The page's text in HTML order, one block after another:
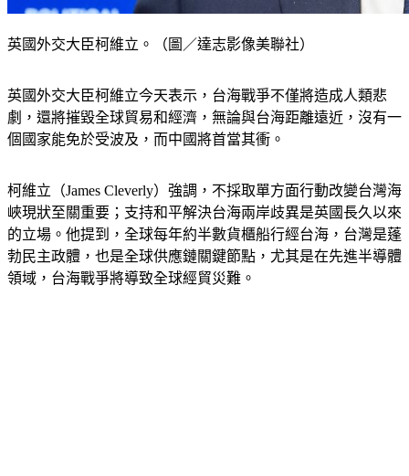
英國外交大臣柯維立。（圖／達志影像美聯社）
英國外交大臣柯維立今天表示，台海戰爭不僅將造成人類悲
劇，還將摧毀全球貿易和經濟，無論與台海距離遠近，沒有一
個國家能免於受波及，而中國將首當其衝。
柯維立（James Cleverly）強調，不採取單方面行動改變台灣海
峽現狀至關重要；支持和平解決台海兩岸歧異是英國長久以來
的立場。他提到，全球每年約半數貨櫃船行經台海，台灣是蓬
勃民主政體，也是全球供應鏈關鍵節點，尤其是在先進半導體
領域，台海戰爭將導致全球經貿災難。